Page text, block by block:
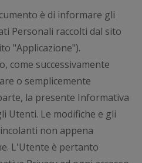
è di informare gli
Personali raccolti dal sito
"Applicazione").
come successivamente
o semplicemente
la presente Informativa
Utenti. Le modifiche e gli
non appena
L'Utente è pertanto